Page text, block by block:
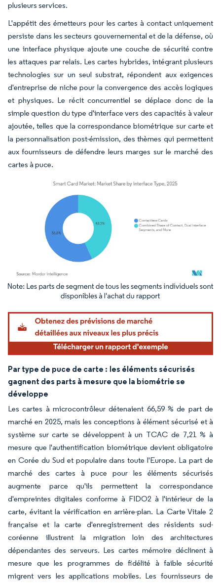
plusieurs services.
L'appétit des émetteurs pour les cartes à contact uniquement
persiste dans les secteurs gouvernemental et de la défense, où
une interface physique ajoute une couche de sécurité contre
les attaques par relais. Les cartes hybrides, intégrant plusieurs
technologies sur un seul substrat, répondent aux exigences
d'entreprise de niche pour la convergence des accès logiques
et physiques. Le récit concurrentiel se déplace donc de la
simple question du type d'interface vers des capacités à valeur
ajoutée, telles que la correspondance biométrique sur carte et
la personnalisation post-émission, des thèmes qui permettent
aux fournisseurs de défendre leurs marges sur le marché des
cartes à puce.
Image © Mordor Intelligence. La réutilisation nécessite une attribution sous CC BY
Par type de puce de carte : les éléments sécurisés
gagnent des parts à mesure que la biométrie se
développe
Les cartes à microcontrôleur détenaient 66,59 % de part de
marché en 2025, mais les conceptions à élément sécurisé et à
système sur carte se développent à un TCAC de 7,21 % à
mesure que l'authentification biométrique devient obligatoire
en Corée du Sud et populaire dans toute l'Europe. La part de
marché des cartes à puce pour les éléments sécurisés
augmente parce qu'ils permettent la correspondance
d'empreintes digitales conforme à FIDO2 à l'intérieur de la
carte, évitant la vérification en arrière-plan. La Carte Vitale 2
française et la carte d'enregistrement des résidents sud-
coréenne illustrent la migration loin des architectures
dépendantes des serveurs. Les cartes mémoire déclinent à
mesure que les programmes de fidélité à faible sécurité
migrent vers les applications mobiles. Les fournisseurs de